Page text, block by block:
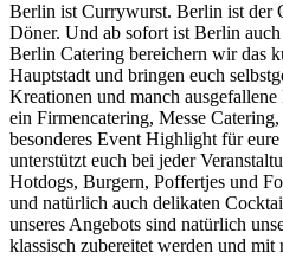
Berlin ist Currywurst. Berlin ist der
Döner. Und ab sofort ist Berlin
Berlin Catering bereichern wir das
Hauptstadt und bringen euch
Kreationen und manch
ein Firmencatering, Messe
besonderes Event Highlight für
unterstützt euch bei jeder
Hotdogs, Burgern, Poffertjes und
und natürlich auch delikaten
unseres Angebots sind natürlich
klassisch zubereitet werden und